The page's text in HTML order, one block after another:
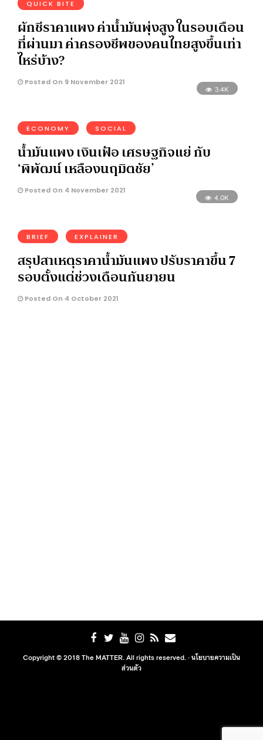
QUICK BITE
ผักชีราคาแพง ค่าน้ำมันพุ่งสูง ในรอบเดือน
ที่ผ่านมา ค่าครองชีพของคนไทยสูงขึ้นเท่า
ไหร่บ้าง?
Posted On 9 November 2021
3.4K
ECONOMY SOCIAL
น้ำมันแพง เงินเฟ้อ เศรษฐกิจแย่ กับ
‘พิพัฒน์ เหลืองนฤมิตชัย’
Posted On 4 November 2021
4.0K
BRIEF EXPLAINER
สรุปสาเหตุราคาน้ำมันแพง ปรับราคาขึ้น 7
รอบตั้งแต่ช่วงเดือนกันยายน
Posted On 4 October 2021
Copyright © 2018 The MATTER. All rights reserved. ·นโยบายความเป็น
ส่วนตัว